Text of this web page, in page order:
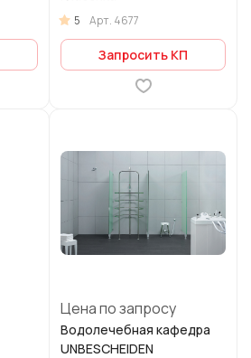
5 Арт. 4677
Запросить КП
Цена по запросу
Водолечебная кафедра
UNBESCHEIDEN